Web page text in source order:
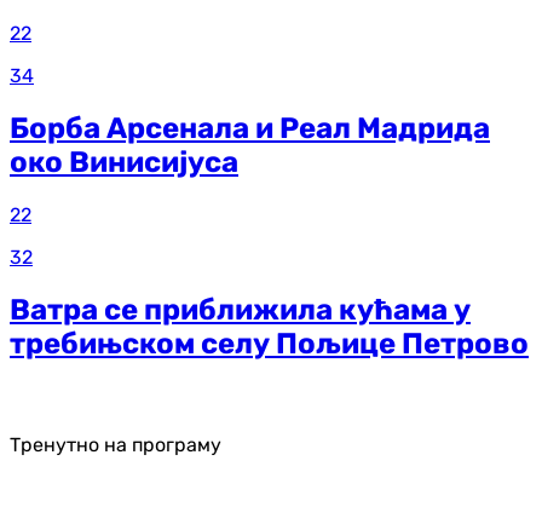
22
34
Борба Арсенала и Реал Мадрида
око Винисијуса
22
32
Ватра се приближила кућама у
требињском селу Пољице Петрово
Тренутно на програму